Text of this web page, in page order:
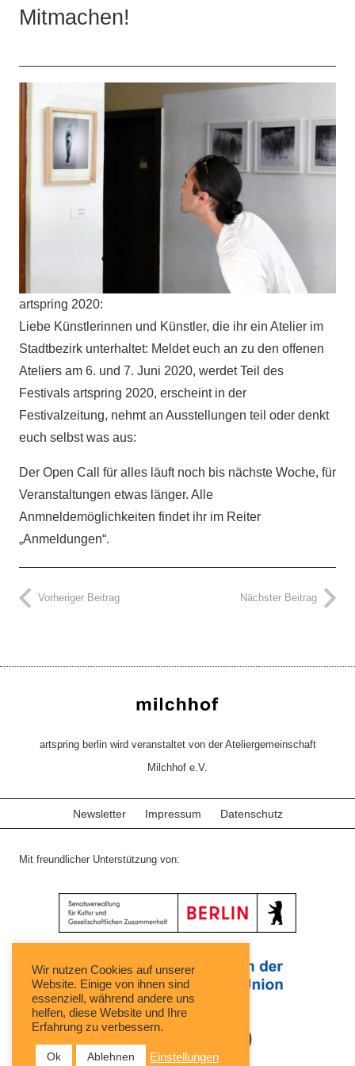
Mitmachen!
artspring 2020:
Liebe Künstlerinnen und Künstler, die ihr ein Atelier im
Stadtbezirk unterhaltet: Meldet euch an zu den offenen
Ateliers am 6. und 7. Juni 2020, werdet Teil des
Festivals artspring 2020, erscheint in der
Festivalzeitung, nehmt an Ausstellungen teil oder denkt
euch selbst was aus:
Der Open Call für alles läuft noch bis nächste Woche, für
Veranstaltungen etwas länger. Alle
Anmneldemöglichkeiten findet ihr im Reiter
„Anmeldungen“.
Vorheriger Beitrag Nächster Beitrag
artspring berlin wird veranstaltet von der Ateliergemeinschaft
Milchhof e.V.
Newsletter Impressum Datenschutz
Mit freundlicher Unterstützung von:
Wir nutzen Cookies auf unserer
Website. Einige von ihnen sind
essenziell, während andere uns
helfen, diese Website und Ihre
Erfahrung zu verbessern.
Ok Ablehnen Einstellungen